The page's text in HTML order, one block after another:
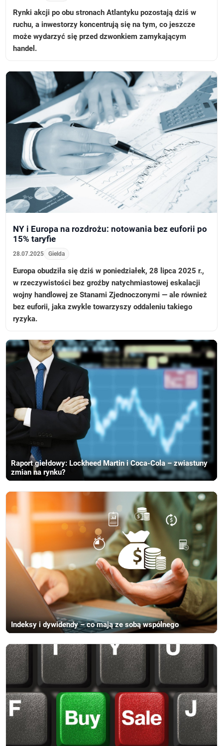
Rynki akcji po obu stronach Atlantyku pozostają dziś w
ruchu, a inwestorzy koncentrują się na tym, co jeszcze
może wydarzyć się przed dzwonkiem zamykającym
handel.
NY i Europa na rozdrożu: notowania bez euforii po
15% taryfie
28.07.2025 Gielda
Europa obudziła się dziś w poniedziałek, 28 lipca 2025 r.,
w rzeczywistości bez groźby natychmiastowej eskalacji
wojny handlowej ze Stanami Zjednoczonymi — ale również
bez euforii, jaka zwykle towarzyszy oddaleniu takiego
ryzyka.
Raport giełdowy: Lockheed Martin i Coca-Cola – zwiastuny
zmian na rynku?
Indeksy i dywidendy – co mają ze sobą wspólnego